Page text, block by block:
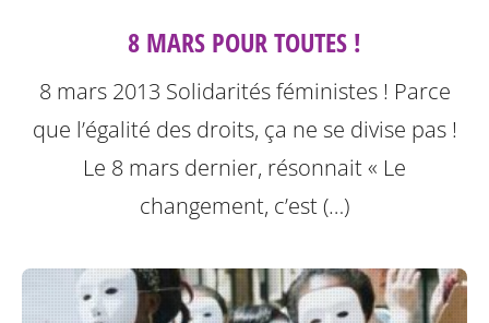
8 MARS POUR TOUTES !
8 mars 2013 Solidarités féministes ! Parce
que l’égalité des droits, ça ne se divise pas !
Le 8 mars dernier, résonnait « Le
changement, c’est (…)